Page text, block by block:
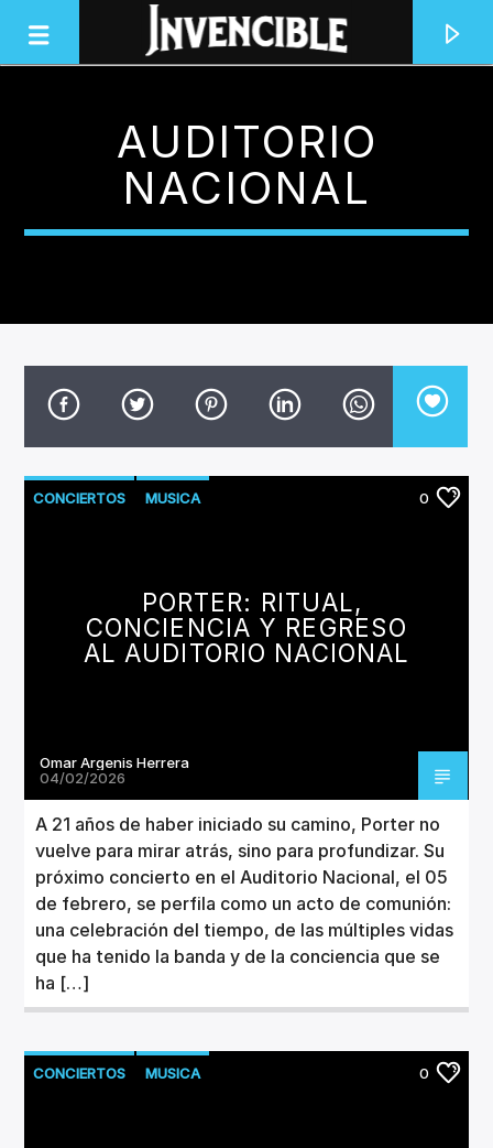
INVENCIBLE RADIO
JUNTOS SOMOS INVENCIBLES
CANCIÓN ACTUAL
AUDITORIO
NACIONAL
CONCIERTOS MUSICA 0
PORTER: RITUAL,
CONCIENCIA Y REGRESO
AL AUDITORIO NACIONAL
Omar Argenis Herrera
04/02/2026
A 21 años de haber iniciado su camino, Porter no
vuelve para mirar atrás, sino para profundizar. Su
próximo concierto en el Auditorio Nacional, el 05
de febrero, se perfila como un acto de comunión:
una celebración del tiempo, de las múltiples vidas
que ha tenido la banda y de la conciencia que se
ha […]
CONCIERTOS MUSICA 0